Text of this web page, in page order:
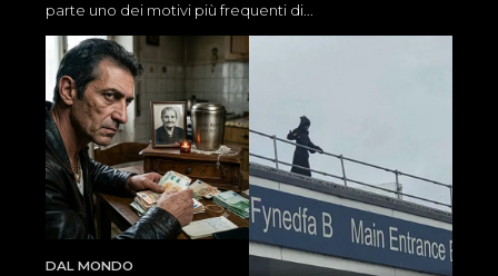
parte uno dei motivi più frequenti di...
DAL MONDO